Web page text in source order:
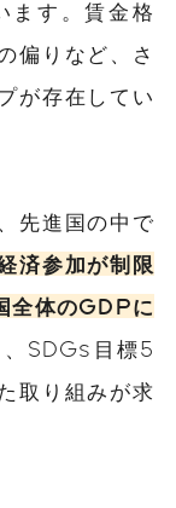
ます。賃金格
偏りなど、さ
が存在してい
先進国の中で
済参加が制限
全体のGDPに
、SDGs目標5
取り組みが求